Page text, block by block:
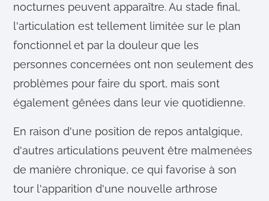
nocturnes peuvent apparaître. Au stade final,
l'articulation est tellement limitée sur le plan
fonctionnel et par la douleur que les
personnes concernées ont non seulement des
problèmes pour faire du sport, mais sont
également gênées dans leur vie quotidienne.
En raison d'une position de repos antalgique,
d'autres articulations peuvent être malmenées
de manière chronique, ce qui favorise à son
tour l'apparition d'une nouvelle arthrose